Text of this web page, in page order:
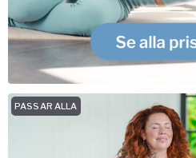
PASSAR ALLA